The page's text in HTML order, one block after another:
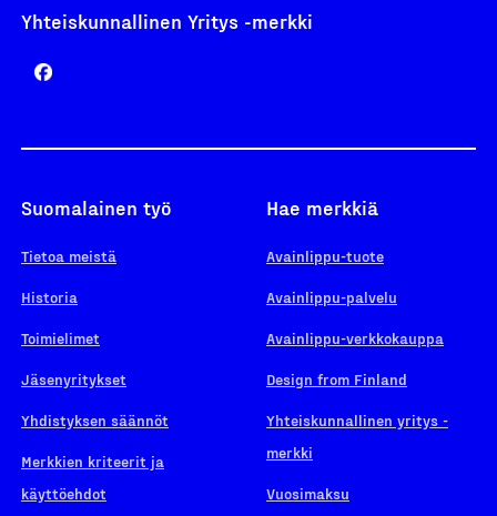
Yhteiskunnallinen Yritys -merkki
Suomalainen työ
Tietoa meistä
Historia
Toimielimet
Jäsenyritykset
Yhdistyksen säännöt
Merkkien kriteerit ja
käyttöehdot
Hae merkkiä
Avainlippu-tuote
Avainlippu-palvelu
Avainlippu-verkkokauppa
Design from Finland
Yhteiskunnallinen yritys -
merkki
Vuosimaksu